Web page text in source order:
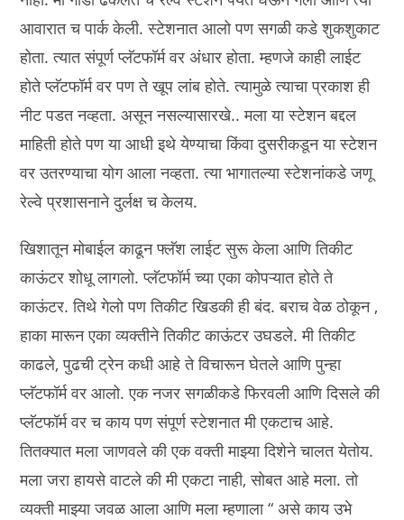
आवारात च पार्क केली. स्टेशनात आलो पण सगळी कडे शुकशुकाट
होता. त्यात संपूर्ण प्लॅटफॉर्म वर अंधार होता. म्हणजे काही लाईट
होते प्लॅटफॉर्म वर पण ते खूप लांब होते. त्यामुळे त्याचा प्रकाश ही
नीट पडत नव्हता. असून नसल्यासारखे.. मला या स्टेशन बद्दल
माहिती होते पण या आधी इथे येण्याचा किंवा दुसरीकडून या स्टेशन
वर उतरण्याचा योग आला नव्हता. त्या भागातल्या स्टेशनांकडे जणू
रेल्वे प्रशासनाने दुर्लक्ष च केलय.
खिशातून मोबाईल काढून फ्लॅश लाईट सुरू केला आणि तिकीट
काऊंटर शोधू लागलो. प्लॅटफॉर्म च्या एका कोपऱ्यात होते ते
काऊंटर. तिथे गेलो पण तिकीट खिडकी ही बंद. बराच वेळ ठोकून ,
हाका मारून एका व्यक्तीने तिकीट काऊंटर उघडले. मी तिकीट
काढले, पुढची ट्रेन कधी आहे ते विचारून घेतले आणि पुन्हा
प्लॅटफॉर्म वर आलो. एक नजर सगळीकडे फिरवली आणि दिसले की
प्लॅटफॉर्म वर च काय पण संपूर्ण स्टेशनात मी एकटाच आहे.
तितक्यात मला जाणवले की एक वक्ती माझ्या दिशेने चालत येतोय.
मला जरा हायसे वाटले की मी एकटा नाही, सोबत आहे मला. तो
व्यक्ती माझ्या जवळ आला आणि मला म्हणाला “ असे काय उभे